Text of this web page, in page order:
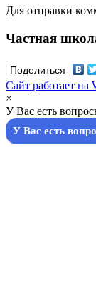
Для отправки
Частная
Поделиться
Сайт работает на
×
У Вас есть
У Вас есть